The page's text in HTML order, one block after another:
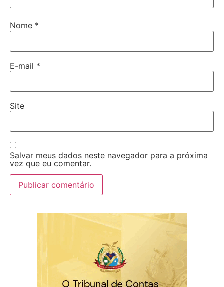
Nome *
E-mail *
Site
Salvar meus dados neste navegador para a próxima
vez que eu comentar.